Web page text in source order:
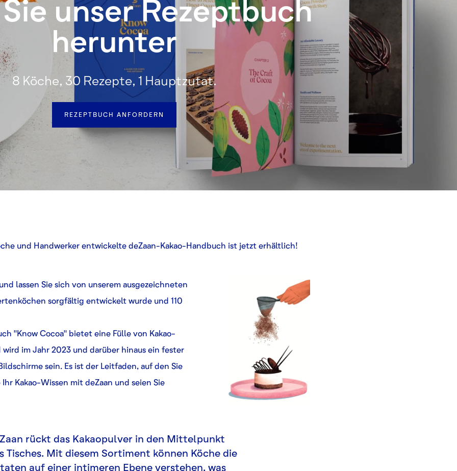
unser Rezeptbuch
herunter
8 Köche, 30 Rezepte, 1 Hauptzutat.
REZEPTBUCH ANFORDERN
und Handwerker entwickelte deZaan-Kakao-Handbuch ist jetzt erhältlich!
lassen Sie sich von unserem ausgezeichneten
sorgfältig entwickelt wurde und 110
"Know Cocoa" bietet eine Fülle von Kakao-
im Jahr 2023 und darüber hinaus ein fester
sein. Es ist der Leitfaden, auf den Sie
Kakao-Wissen mit deZaan und seien Sie
rückt das Kakaopulver in den Mittelpunkt
Tisches. Mit diesem Sortiment können Köche die
auf einer intimeren Ebene verstehen, was